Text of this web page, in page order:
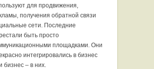
для продвижения,
получения обратной связи
сети. Последние
быть просто
площадками. Они
интегрировались в бизнес
бизнес – в них.